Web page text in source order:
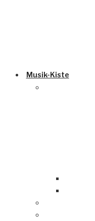
Musik-Kiste